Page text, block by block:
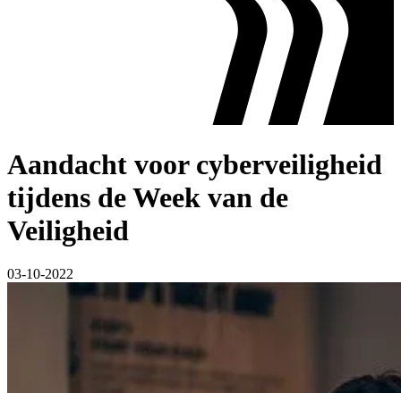
Aandacht voor cyberveiligheid
tijdens de Week van de
Veiligheid
03-10-2022